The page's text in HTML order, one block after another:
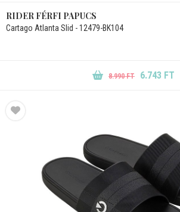
RIDER FÉRFI PAPUCS
Cartago Atlanta Slid - 12479-BK104
8.990 FT 6.743 FT